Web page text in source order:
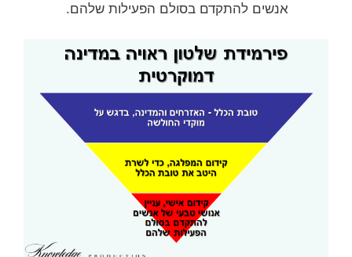
אנשים להתקדם בסולם הפעילות שלהם.